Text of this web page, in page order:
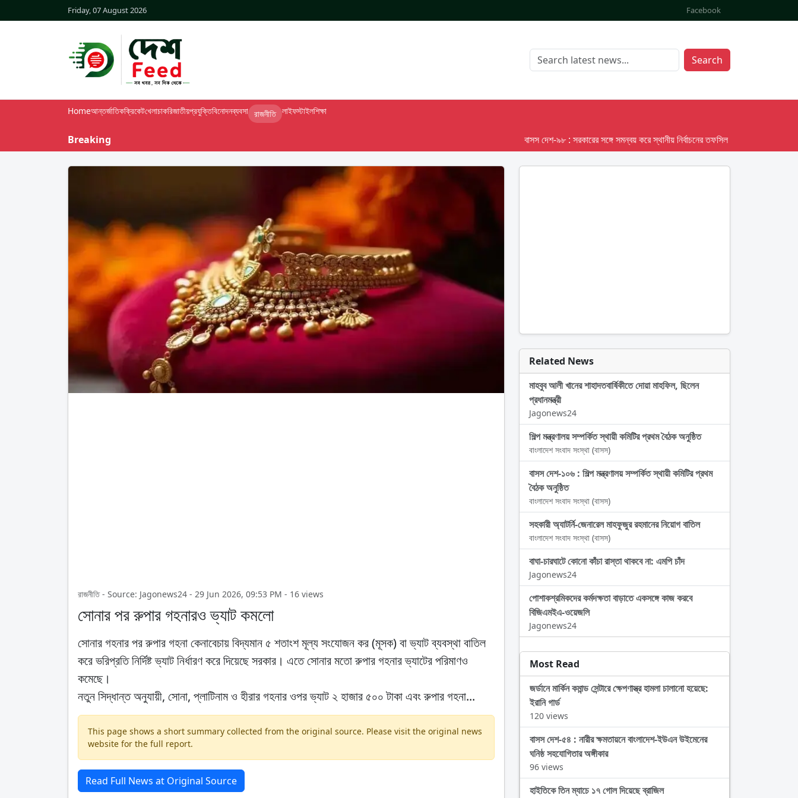
Friday, 07 August 2026 Facebook
Search
Homeআন্তর্জাতিকক্রিকেটখেলাচাকরিজাতীয়প্রযুক্তিবিনোদনব্যবসা রাজনীতি লাইফস্টাইলশিক্ষা
Breaking বাসস দেশ-৯৮ : সরকারের সঙ্গে সমন্বয় করে স্থানীয় নির্বাচনের তফসিল দেবে ইসি; অক্টোবর লক্ষ্য
রাজনীতি - Source: Jagonews24 - 29 Jun 2026, 09:53 PM - 16 views
সোনার পর রুপার গহনারও ভ্যাট কমলো
সোনার গহনার পর রুপার গহনা কেনাবেচায় বিদ্যমান ৫ শতাংশ মূল্য সংযোজন কর (মূসক) বা ভ্যাট ব্যবস্থা বাতিল
করে ভরিপ্রতি নির্দিষ্ট ভ্যাট নির্ধারণ করে দিয়েছে সরকার। এতে সোনার মতো রুপার গহনার ভ্যাটের পরিমাণও
কমেছে।
নতুন সিদ্ধান্ত অনুযায়ী, সোনা, প্লাটিনাম ও হীরার গহনার ওপর ভ্যাট ২ হাজার ৫০০ টাকা এবং রুপার গহনা...
This page shows a short summary collected from the original source. Please visit the original news
website for the full report.
Read Full News at Original Source
Related News
মাহবুব আলী খানের শাহাদতবার্ষিকীতে দোয়া মাহফিল, ছিলেন
প্রধানমন্ত্রী
Jagonews24
শিল্প মন্ত্রণালয় সম্পর্কিত স্থায়ী কমিটির প্রথম বৈঠক অনুষ্ঠিত
বাংলাদেশ সংবাদ সংস্থা (বাসস)
বাসস দেশ-১০৬ : শিল্প মন্ত্রণালয় সম্পর্কিত স্থায়ী কমিটির প্রথম
বৈঠক অনুষ্ঠিত
বাংলাদেশ সংবাদ সংস্থা (বাসস)
সহকারী অ্যাটর্নি-জেনারেল মাহফুজুর রহমানের নিয়োগ বাতিল
বাংলাদেশ সংবাদ সংস্থা (বাসস)
বাঘা-চারঘাটে কোনো কাঁচা রাস্তা থাকবে না: এমপি চাঁদ
Jagonews24
পোশাকশ্রমিকদের কর্মদক্ষতা বাড়াতে একসঙ্গে কাজ করবে
বিজিএমইএ-ওয়েজলি
Jagonews24
Most Read
জর্ডানে মার্কিন কমান্ড সেন্টারে ক্ষেপণাস্ত্র হামলা চালানো হয়েছে:
ইরানি গার্ড
120 views
বাসস দেশ-৫৪ : নারীর ক্ষমতায়নে বাংলাদেশ-ইউএন উইমেনের
ঘনিষ্ঠ সহযোগিতার অঙ্গীকার
96 views
হাইতিকে তিন ম্যাচে ১৭ গোল দিয়েছে ব্রাজিল